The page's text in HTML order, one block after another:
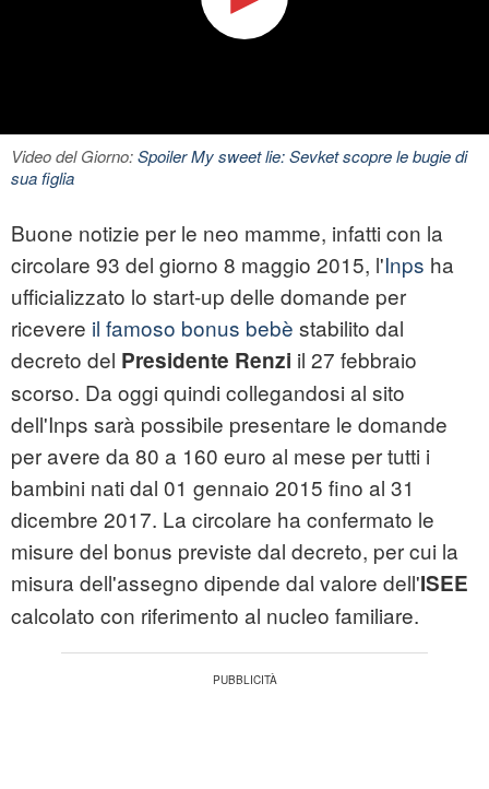
Video del Giorno:Spoiler My sweet lie: Sevket scopre le bugie di
sua figlia
Buone notizie per le neo mamme, infatti con la
circolare 93 del giorno 8 maggio 2015, l'Inps ha
ufficializzato lo start-up delle domande per
ricevere il famoso bonus bebè stabilito dal
decreto del Presidente Renzi il 27 febbraio
scorso. Da oggi quindi collegandosi al sito
dell'Inps sarà possibile presentare le domande
per avere da 80 a 160 euro al mese per tutti i
bambini nati dal 01 gennaio 2015 fino al 31
dicembre 2017. La circolare ha confermato le
misure del bonus previste dal decreto, per cui la
misura dell'assegno dipende dal valore dell'ISEE
calcolato con riferimento al nucleo familiare.